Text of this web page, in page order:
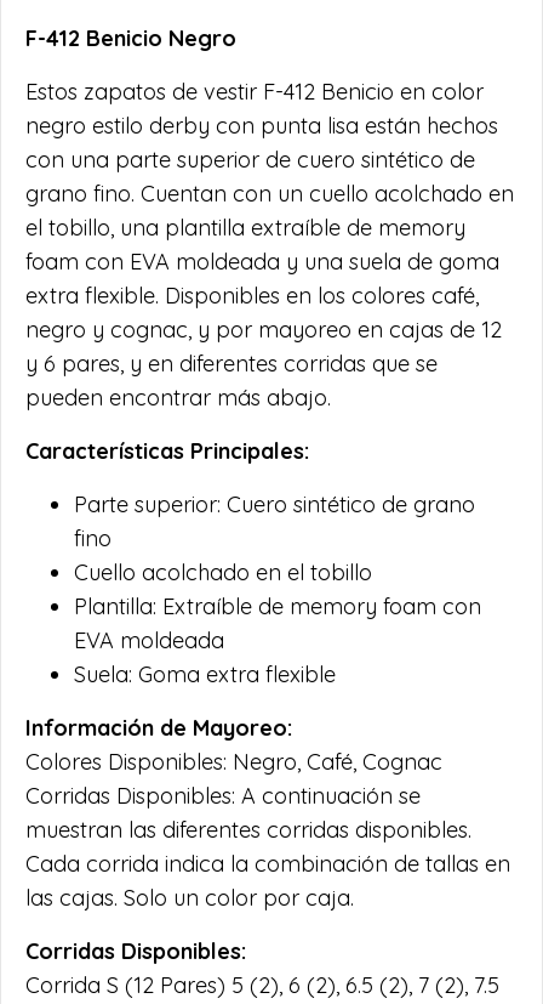
F-412 Benicio Negro
Estos zapatos de vestir F-412 Benicio en color
negro estilo derby con punta lisa están hechos
con una parte superior de cuero sintético de
grano fino. Cuentan con un cuello acolchado en
el tobillo, una plantilla extraíble de memory
foam con EVA moldeada y una suela de goma
extra flexible. Disponibles en los colores café,
negro y cognac, y por mayoreo en cajas de 12
y 6 pares, y en diferentes corridas que se
pueden encontrar más abajo.
Características Principales:
Parte superior: Cuero sintético de grano
fino
Cuello acolchado en el tobillo
Plantilla: Extraíble de memory foam con
EVA moldeada
Suela: Goma extra flexible
Información de Mayoreo:
Colores Disponibles: Negro, Café, Cognac
Corridas Disponibles: A continuación se
muestran las diferentes corridas disponibles.
Cada corrida indica la combinación de tallas en
las cajas. Solo un color por caja.
Corridas Disponibles:
Corrida S (12 Pares) 5 (2), 6 (2), 6.5 (2), 7 (2), 7.5